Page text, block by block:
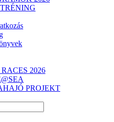
2026
PROJEKT